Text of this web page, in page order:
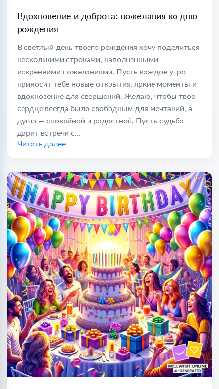
Вдохновение и доброта: пожелания ко дню
рождения
В светлый день твоего рождения хочу поделиться
несколькими строками, наполненными
искренними пожеланиями. Пусть каждое утро
приносит тебе новые открытия, яркие моменты и
вдохновение для свершений. Желаю, чтобы твое
сердце всегда было свободным для мечтаний, а
душа — спокойной и радостной. Пусть судьба
дарит встречи с...
Читать далее